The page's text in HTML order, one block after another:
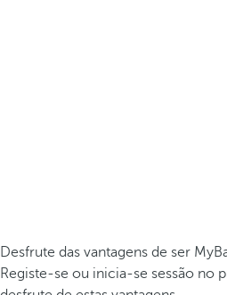
Desfrute das vantagens de ser
Registe-se ou inicia-se sessão no